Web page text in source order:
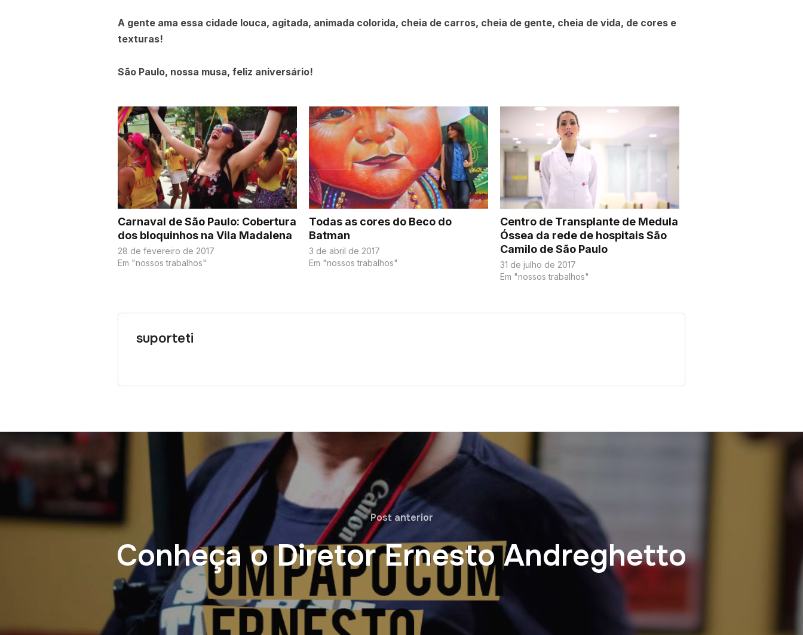
A gente ama essa cidade louca, agitada, animada colorida, cheia de carros, cheia de gente, cheia de vida, de cores e
texturas!
São Paulo, nossa musa, feliz aniversário!
Carnaval de São Paulo: Cobertura
dos bloquinhos na Vila Madalena
28 de fevereiro de 2017
Em "nossos trabalhos"
Todas as cores do Beco do
Batman
3 de abril de 2017
Em "nossos trabalhos"
Centro de Transplante de Medula
Óssea da rede de hospitais São
Camilo de São Paulo
31 de julho de 2017
Em "nossos trabalhos"
suporteti
Post anterior
Conheça o Diretor Ernesto Andreghetto